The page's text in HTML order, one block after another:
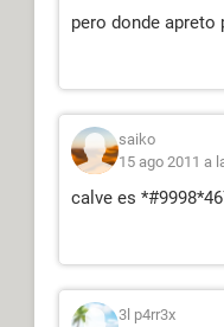
pero donde apreto
saiko
15 ago 2011 a
calve es
3l p4rr3x